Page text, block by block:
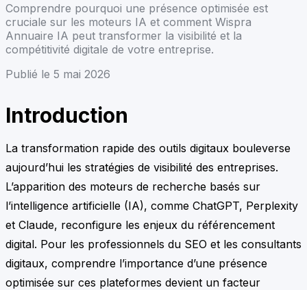
Comprendre pourquoi une présence optimisée est
cruciale sur les moteurs IA et comment Wispra
Annuaire IA peut transformer la visibilité et la
compétitivité digitale de votre entreprise.
Publié le 5 mai 2026
Introduction
La transformation rapide des outils digitaux bouleverse
aujourd’hui les stratégies de visibilité des entreprises.
L’apparition des moteurs de recherche basés sur
l’intelligence artificielle (IA), comme ChatGPT, Perplexity
et Claude, reconfigure les enjeux du référencement
digital. Pour les professionnels du SEO et les consultants
digitaux, comprendre l’importance d’une présence
optimisée sur ces plateformes devient un facteur